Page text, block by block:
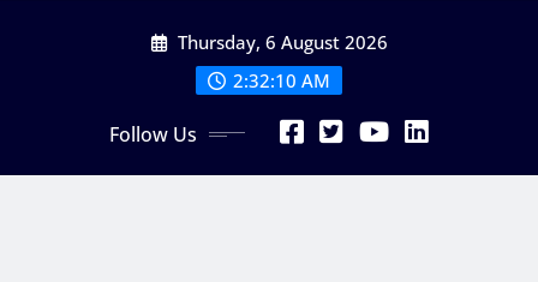
Thursday, 6 August 2026
2:32:11 AM
Follow Us